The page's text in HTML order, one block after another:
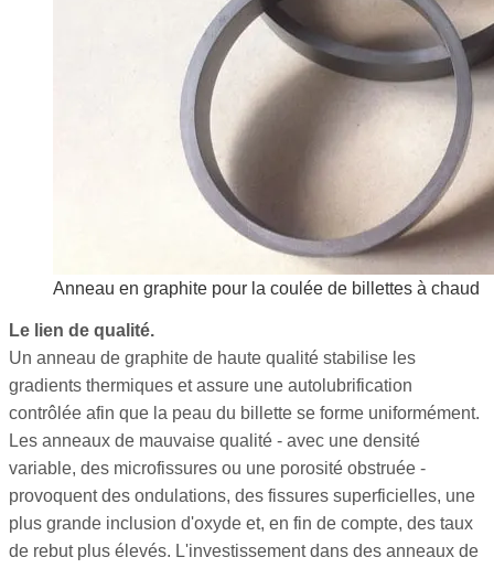
Anneau en graphite pour la coulée de billettes à chaud
Le lien de qualité.
Un anneau de graphite de haute qualité stabilise les
gradients thermiques et assure une autolubrification
contrôlée afin que la peau du billette se forme uniformément.
Les anneaux de mauvaise qualité - avec une densité
variable, des microfissures ou une porosité obstruée -
provoquent des ondulations, des fissures superficielles, une
plus grande inclusion d'oxyde et, en fin de compte, des taux
de rebut plus élevés. L'investissement dans des anneaux de